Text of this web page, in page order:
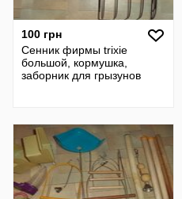
100 грн
Сенник фирмы trixie
большой, кормушка,
заборник для грызунов